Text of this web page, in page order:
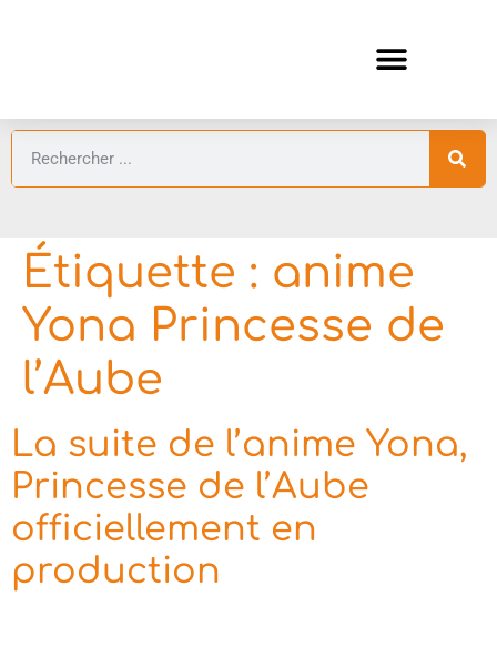
Étiquette : anime
Yona Princesse de
l’Aube
La suite de l’anime Yona,
Princesse de l’Aube
officiellement en
production